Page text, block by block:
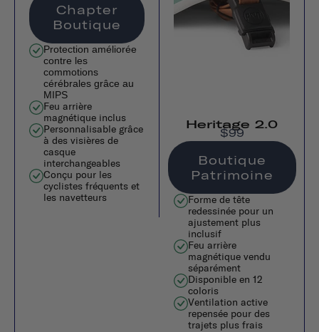
Chapter
Boutique
Protection améliorée
contre les
commotions
cérébrales grâce au
MIPS
Feu arrière
magnétique inclus
Personnalisable grâce
à des visières de
casque
interchangeables
Conçu pour les
cyclistes fréquents et
les navetteurs
Heritage 2.0
$99
Boutique
Patrimoine
Forme de tête
redessinée pour un
ajustement plus
inclusif
Feu arrière
magnétique vendu
séparément
Disponible en 12
coloris
Ventilation active
repensée pour des
trajets plus frais